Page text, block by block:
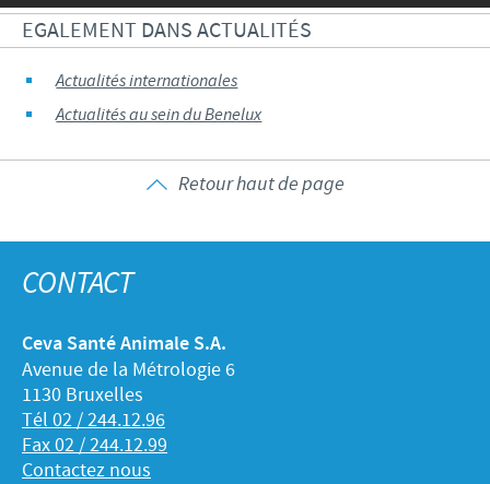
EGALEMENT DANS ACTUALITÉS
Actualités internationales
Actualités au sein du Benelux
Retour haut de page
CONTACT
Ceva Santé Animale S.A.
Avenue de la Métrologie 6
1130 Bruxelles
Tél 02 / 244.12.96
Fax 02 / 244.12.99
Contactez nous